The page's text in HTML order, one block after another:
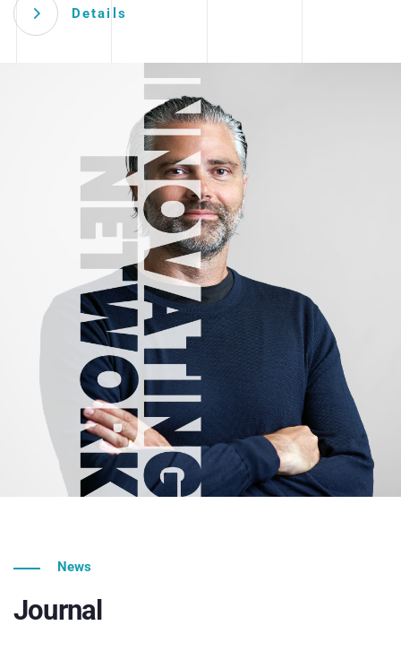
Details
News
Journal